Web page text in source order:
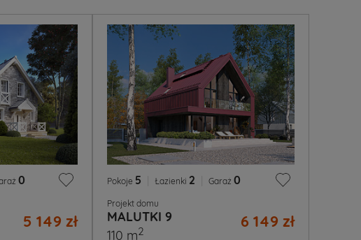
0
5 149 zł
Pokoje 5 Łazienki 2 Garaż 0
Projekt domu
MALUTKI 9 6 149 zł
110 m2